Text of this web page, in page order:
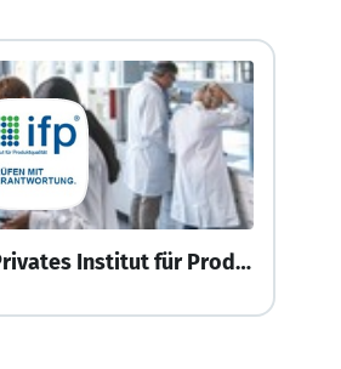
ifp Privates Institut für Produktqualität